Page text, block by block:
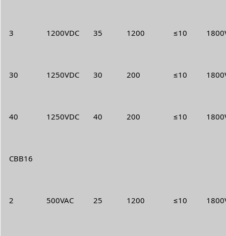
3 1200VDC 35 1200 ≤10
30 1250VDC 30 200 ≤10
40 1250VDC 40 200 ≤10
CBB16
2 500VAC 25 1200 ≤10